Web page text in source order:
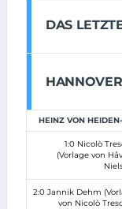
DAS
HEINZ VON
1:0 Nicolò
(Vorlage von
2:0 Jannik Dehm
von Nicolò